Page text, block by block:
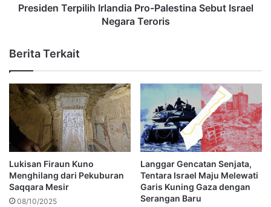
Presiden Terpilih Irlandia Pro-Palestina Sebut Israel
Negara Teroris
Berita Terkait
Lukisan Firaun Kuno
Menghilang dari Pekuburan
Saqqara Mesir
08/10/2025
Langgar Gencatan Senjata,
Tentara Israel Maju Melewati
Garis Kuning Gaza dengan
Serangan Baru